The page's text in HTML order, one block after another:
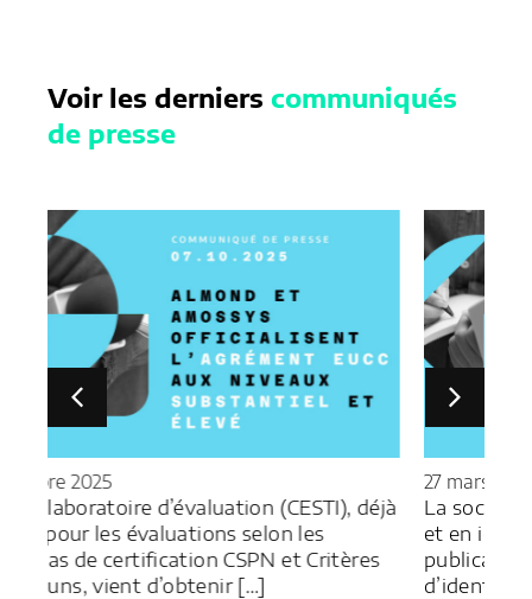
Voir les derniers communiqués
de presse
déjà
27 mars 2025
La société Vaultys, expert en cybersécurité
et en identité numérique, annonce la
publication en Open Source de sa solution
d’identification […]